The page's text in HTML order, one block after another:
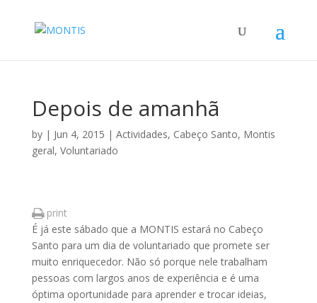
Depois de amanhã
by | Jun 4, 2015 | Actividades, Cabeço Santo, Montis
geral, Voluntariado
print
É já este sábado que a MONTIS estará no Cabeço
Santo para um dia de voluntariado que promete ser
muito enriquecedor. Não só porque nele trabalham
pessoas com largos anos de experiência e é uma
óptima oportunidade para aprender e trocar ideias,